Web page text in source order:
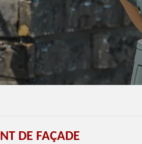
DE FAÇADE